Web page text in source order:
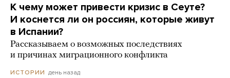
К чему может привести кризис в Сеуте?
И коснется ли он россиян, которые живут
в Испании?
Рассказываем о возможных последствиях
и причинах миграционного конфликта
ИСТОРИИ день назад